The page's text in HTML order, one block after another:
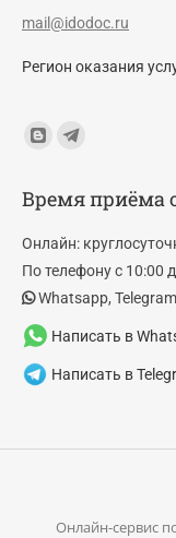
mail@idodoc.ru
Регион оказания
Find us on:
Blogger
opens
window
Telegram
opens
new
window
Время приёма
Онлайн:
По телефону с 10:00
Whatsapp,
Написать в
Написать в
Онлайн-сервис